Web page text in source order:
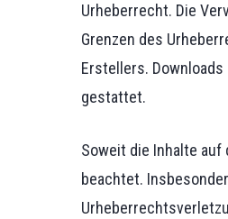
Urheberrecht. Die
Grenzen des
Erstellers.
gestattet.
Soweit die Inhalte
beachtet.